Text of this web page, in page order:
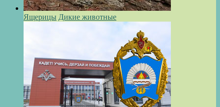
Ящерицы Дикие животные